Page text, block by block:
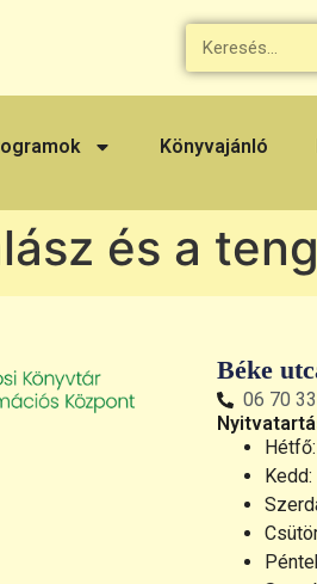
Könyvajánló
és a
Béke
06 70